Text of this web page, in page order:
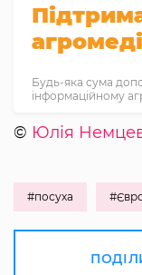
Будь-яка сума
інформаційному
© Юлія
#посуха